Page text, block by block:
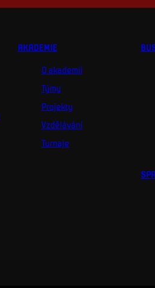
AKADEMIE
O akademii
Týmy
Projekty
Vzdělávání
Turnaje